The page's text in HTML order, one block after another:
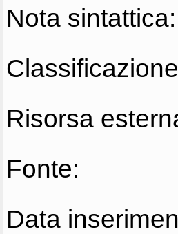
Nota sintattica:
Risorsa
Fonte:
Data